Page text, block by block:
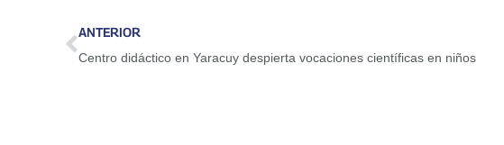
ANTERIOR
Centro didáctico en Yaracuy despierta vocaciones científicas en niños